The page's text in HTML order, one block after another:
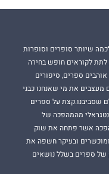
שיותר סופרים וסופרות
לקוראים חופש בחירה
ספרים, סיפורים
מעצבים את מי שאנחנו כבני
שסביבנו.קצת על ספרים
מהמהפכה של
אשר פתחה את שוק
ובעיקר חשפה את
של ספרים בשלל נושאים